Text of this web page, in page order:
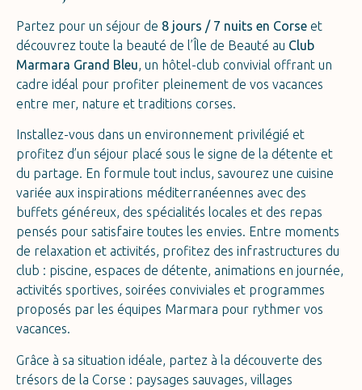
Partez pour un séjour de 8 jours / 7 nuits en Corse et
découvrez toute la beauté de l’Île de Beauté au Club
Marmara Grand Bleu, un hôtel-club convivial offrant un
cadre idéal pour profiter pleinement de vos vacances
entre mer, nature et traditions corses.
Installez-vous dans un environnement privilégié et
profitez d’un séjour placé sous le signe de la détente et
du partage. En formule tout inclus, savourez une cuisine
variée aux inspirations méditerranéennes avec des
buffets généreux, des spécialités locales et des repas
pensés pour satisfaire toutes les envies. Entre moments
de relaxation et activités, profitez des infrastructures du
club : piscine, espaces de détente, animations en journée,
activités sportives, soirées conviviales et programmes
proposés par les équipes Marmara pour rythmer vos
vacances.
Grâce à sa situation idéale, partez à la découverte des
trésors de la Corse : paysages sauvages, villages